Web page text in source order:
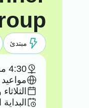
مبتدئ
4:30 مساءً
البداية